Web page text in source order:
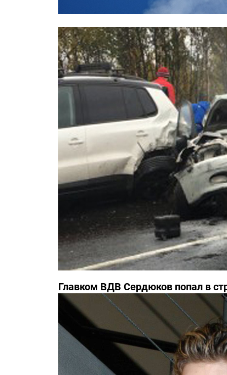
СМИ: над Ростовом-на-Дону едва
Главком ВДВ Сердюков попал в